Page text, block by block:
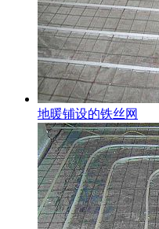
地暖铺设的铁丝网